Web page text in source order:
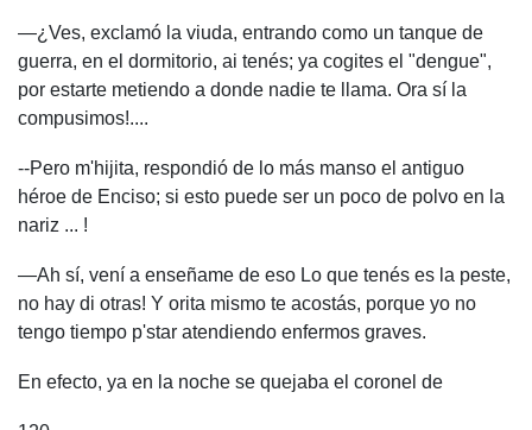
—¿Ves, exclamó la viuda, entrando como un tanque de
guerra, en el dormitorio, ai tenés; ya cogites el "dengue",
por estarte metiendo a donde nadie te llama. Ora sí la
compusimos!....
--Pero m'hijita, respondió de lo más manso el antiguo
héroe de Enciso; si esto puede ser un poco de polvo en la
nariz ... !
—Ah sí, vení a enseñame de eso Lo que tenés es la peste,
no hay di otras! Y orita mismo te acostás, porque yo no
tengo tiempo p'star atendiendo enfermos graves.
En efecto, ya en la noche se quejaba el coronel de